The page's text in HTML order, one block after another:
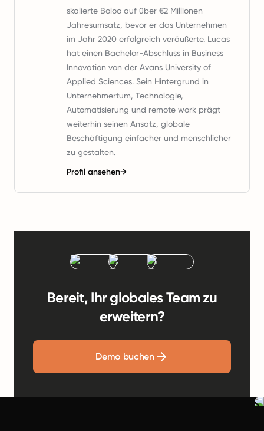
skalierte Boloo auf über €2 Millionen
Jahresumsatz, bevor er das Unternehmen
im Jahr 2020 erfolgreich veräußerte. Lucas
hat einen Bachelor-Abschluss in Business
Innovation von der Avans University of
Applied Sciences. Sein Hintergrund in
Unternehmertum, Technologie,
Automatisierung und remote work prägt
weiterhin seinen Ansatz, globale
Beschäftigung einfacher und menschlicher
zu gestalten.
Profil ansehen→
Bereit, Ihr globales Team zu
erweitern?
Demo buchen